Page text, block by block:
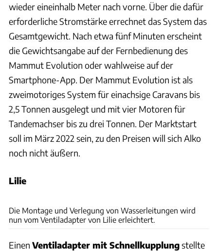
wieder eineinhalb Meter nach vorne. Über die dafür
erforderliche Stromstärke errechnet das System das
Gesamtgewicht. Nach etwa fünf Minuten erscheint
die Gewichtsangabe auf der Fernbedienung des
Mammut Evolution oder wahlweise auf der
Smartphone-App. Der Mammut Evolution ist als
zweimotoriges System für einachsige Caravans bis
2,5 Tonnen ausgelegt und mit vier Motoren für
Tandemachser bis zu drei Tonnen. Der Marktstart
soll im März 2022 sein, zu den Preisen will sich Alko
noch nicht äußern.
Lilie
Die Montage und Verlegung von Wasserleitungen wird
nun vom Ventiladapter von Lilie erleichtert.
Einen Ventiladapter mit Schnellkupplungstellte